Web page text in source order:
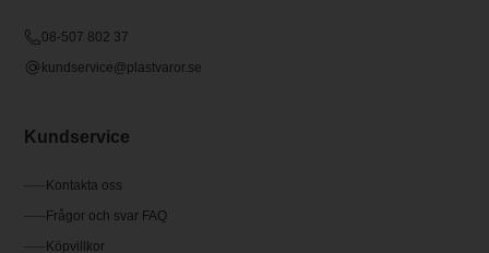
08-507 802 37
kundservice@plastvaror.se
Kundservice
Kontakta oss
Frågor och svar FAQ
Köpvillkor